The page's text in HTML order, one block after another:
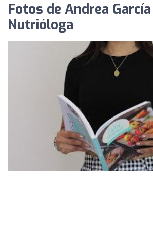
Fotos de Andrea García
Nutrióloga